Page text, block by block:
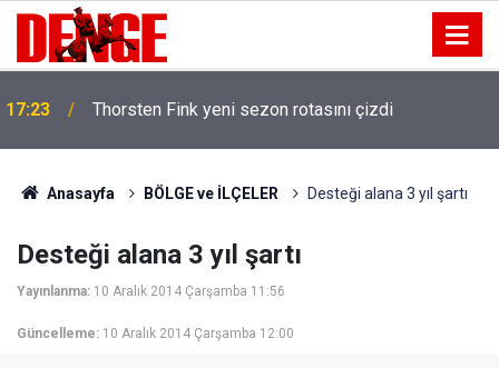
17:23 Thorsten Fink yeni sezon rotasını çizdi
Anasayfa BÖLGE ve İLÇELER Desteği alana 3 yıl şartı
Desteği alana 3 yıl şartı
Yayınlanma: 10 Aralık 2014 Çarşamba 11:56
Güncelleme: 10 Aralık 2014 Çarşamba 12:00